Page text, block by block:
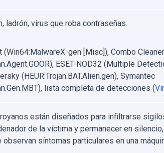
ladrón, virus que roba contraseñas.
(Win64:MalwareX-gen [Misc]), Combo Cleaner
ESET-NOD32 (Multiple
(HEUR:Trojan.BAT.Alien.gen), Symantec
lista completa de detecciones (
están diseñados para infiltrarse
de la víctima y permanecer en
observan síntomas particulares en una